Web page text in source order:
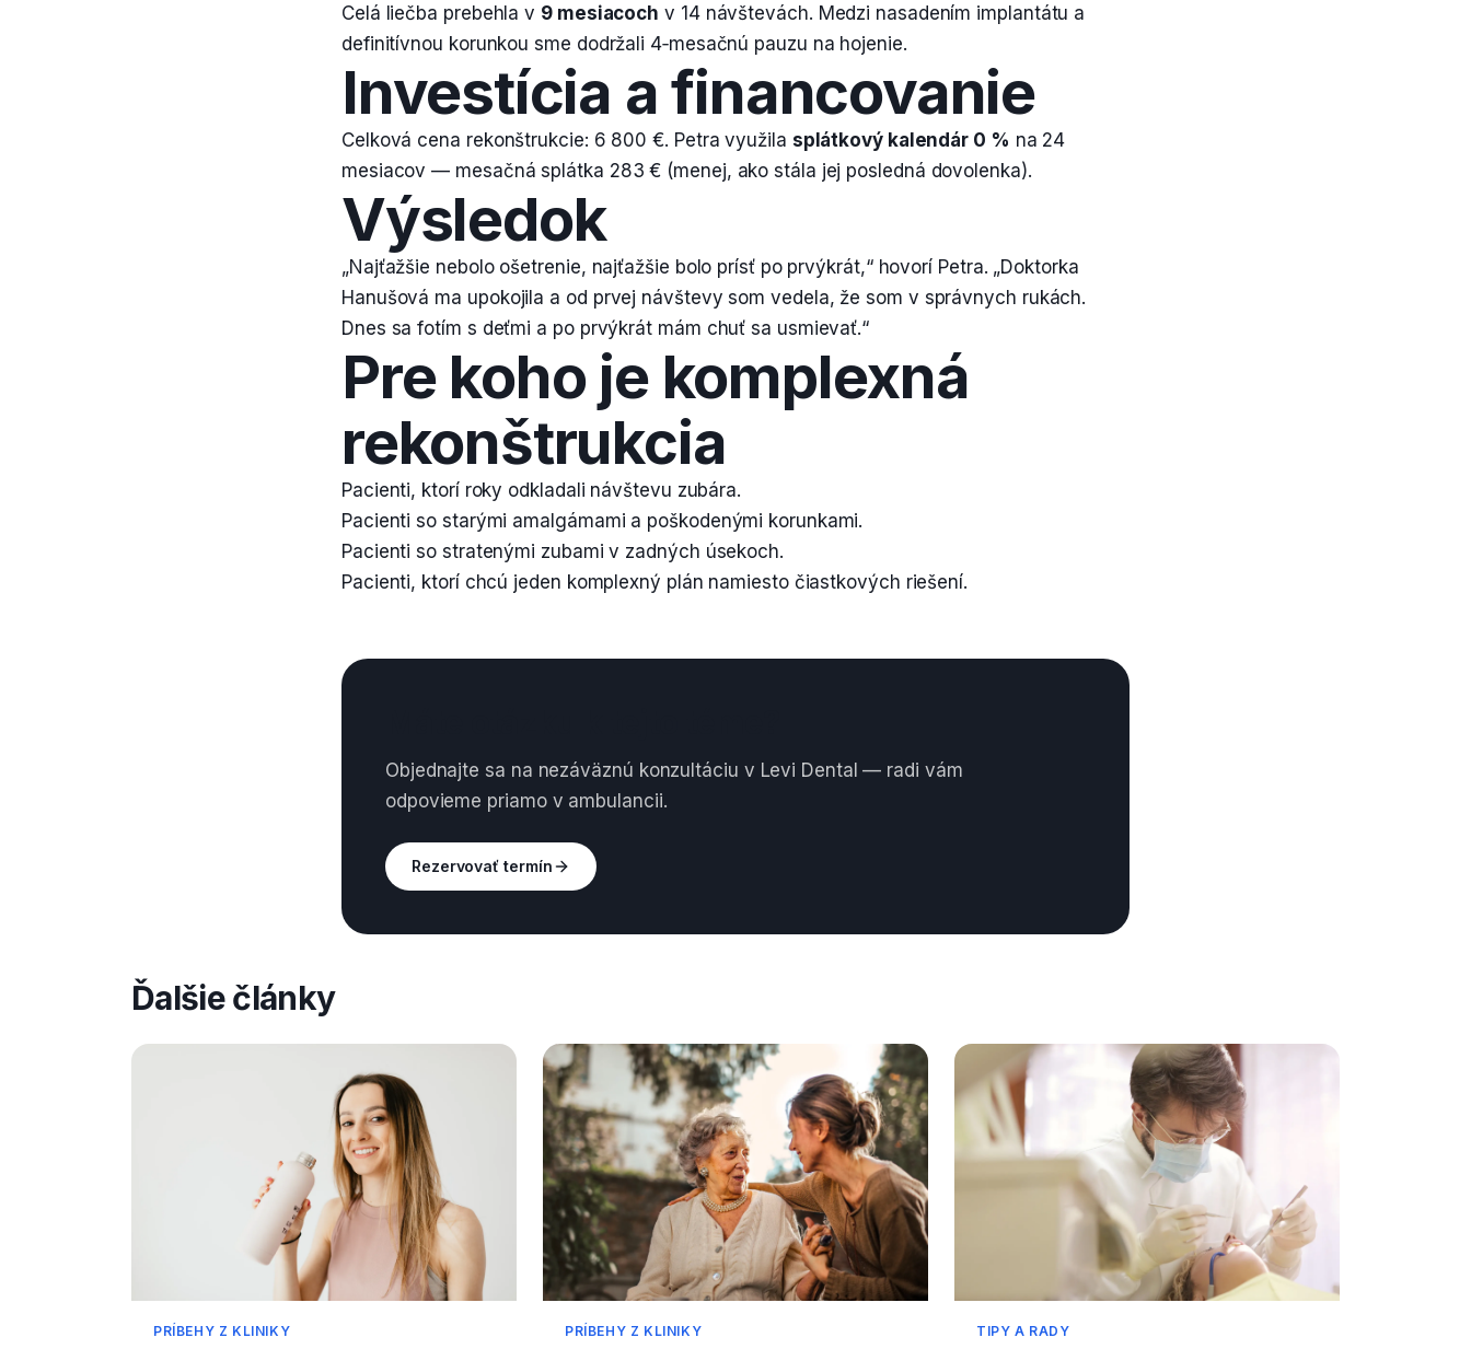
Celá liečba prebehla v 9 mesiacoch v 14 návštevách. Medzi nasadením implantátu a
definitívnou korunkou sme dodržali 4‑mesačnú pauzu na hojenie.
Investícia a financovanie
Celková cena rekonštrukcie: 6 800 €. Petra využila splátkový kalendár 0 % na 24
mesiacov — mesačná splátka 283 € (menej, ako stála jej posledná dovolenka).
Výsledok
„Najťažšie nebolo ošetrenie, najťažšie bolo prísť po prvýkrát,“ hovorí Petra. „Doktorka
Hanušová ma upokojila a od prvej návštevy som vedela, že som v správnych rukách.
Dnes sa fotím s deťmi a po prvýkrát mám chuť sa usmievať.“
Pre koho je komplexná
rekonštrukcia
Pacienti, ktorí roky odkladali návštevu zubára.
Pacienti so starými amalgámami a poškodenými korunkami.
Pacienti so stratenými zubami v zadných úsekoch.
Pacienti, ktorí chcú jeden komplexný plán namiesto čiastkových riešení.
Objednajte sa na nezáväznú konzultáciu v Levi Dental — radi vám
odpovieme priamo v ambulancii.
Rezervovať termín
Ďalšie články
PRÍBEHY Z KLINIKY PRÍBEHY Z KLINIKY TIPY A RADY